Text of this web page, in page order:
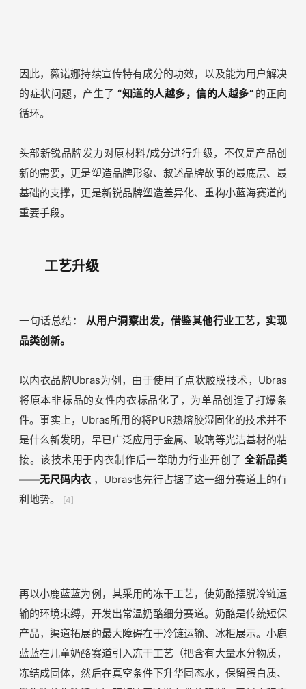
因此，薇诺娜持续宣传特有成分的功效，以及能为用户解决
头部新锐品牌发力对原材料/成分进行升级，不仅是产品创
基础的支撑，更是新锐品牌塑造差异化、重构小蓝海赛道的
重要手段。
工艺升级
将原本非标品的女性内衣标品化了，为单品创造了打爆条
件。事实上，Ubras所用的将PUR热熔胶湿固化的技术并不
是什么新发明，早已广泛应用于金属、玻璃等光洁基材的粘
接。该技术用于内衣制作后一举助力行业开创了全新品类
——无尺码内衣，Ubras也先行占据了这一细分赛道上的有